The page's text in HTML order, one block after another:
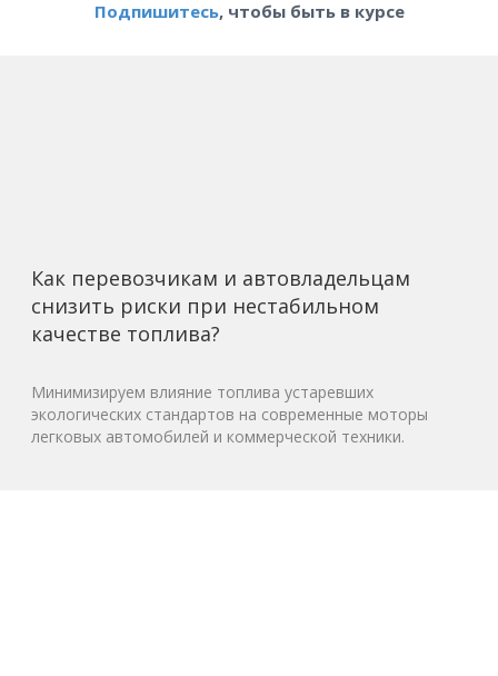
Подпишитесь, чтобы быть в курсе
Как перевозчикам и автовладельцам
снизить риски при нестабильном
качестве топлива?
Минимизируем влияние топлива устаревших
экологических стандартов на современные моторы
легковых автомобилей и коммерческой техники.